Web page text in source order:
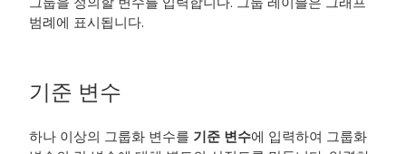
범례에 표시됩니다.
기준 변수
하나 이상의 그룹화 변수를 기준 변수에 입력하여 그룹화